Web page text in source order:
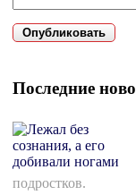
Последние
подростков.